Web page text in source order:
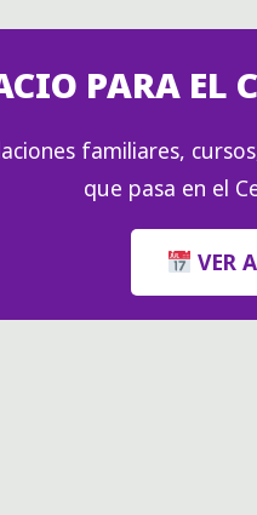
PARA EL
familiares,
que pasa en el
VER